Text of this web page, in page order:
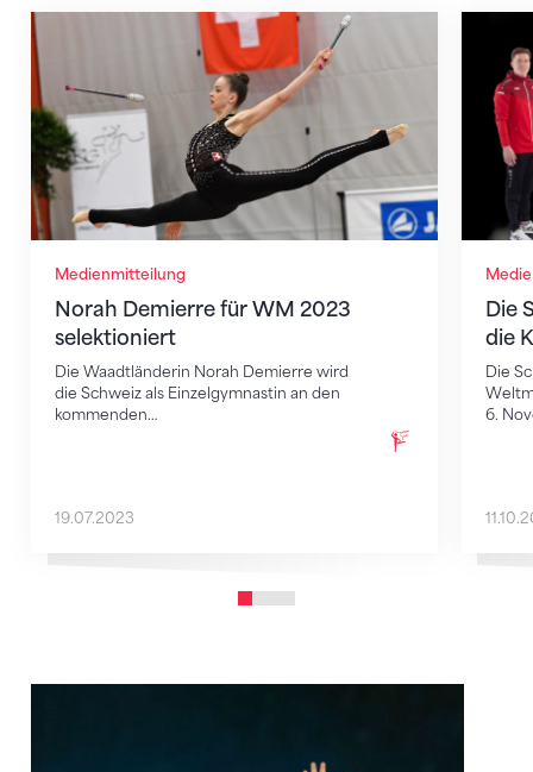
Medienmitteilung
Norah Demierre für WM 2023
selektioniert
Die Waadtländerin Norah Demierre wird
die Schweiz als Einzelgymnastin an den
kommenden…
Norah Demierre für WM 2023 selektioniert
19.07.2023
Die
die
Die
6.